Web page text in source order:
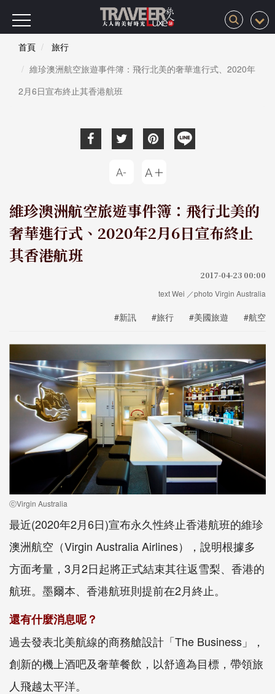
首頁
旅行
維珍澳洲航空旅遊事件簿：飛行北美的奢華進行式、2020年
2月6日宣布終止其香港航班
維珍澳洲航空旅遊事件簿：飛行北美的
奢華進行式、2020年2月6日宣布終止
其香港航班
2017-04-23 00:00
text Wei ／photo Virgin Australia
#新訊 #旅行 #美國旅遊 #航空
ⓒVirgin Australia
最近(2020年2月6日)宣布永久性終止香港航班的維珍
澳洲航空（Virgin Australia Airlines），說明根據多
方面考量，3月2日起將正式結束其往返雪梨、香港的
航班。墨爾本、香港航班則提前在2月終止。
還有什麼消息呢？
過去發表北美航線的商務艙設計「The Business」，
創新的機上酒吧及奢華餐飲，以舒適為目標，帶領旅
人飛越太平洋。